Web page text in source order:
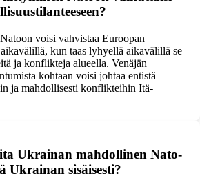
voisi vahvistaa Euroopan
kun taas lyhyellä aikavälillä se
ja konflikteja alueella. Venäjän
kohtaan voisi johtaa entistä
ja mahdollisesti konflikteihin Itä-
Ukrainan mahdollinen Nato-
Ukrainan sisäisesti?